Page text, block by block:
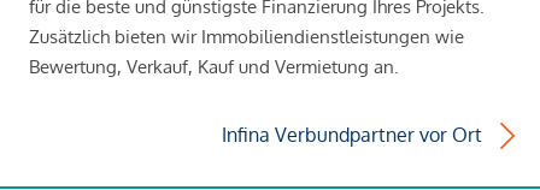
für die beste und günstigste Finanzierung Ihres Projekts.
Zusätzlich bieten wir Immobiliendienstleistungen wie
Bewertung, Verkauf, Kauf und Vermietung an.
Infina Verbundpartner vor Ort